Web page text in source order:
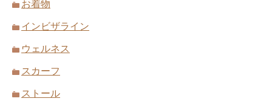
お着物
インビザライン
ウェルネス
スカーフ
ストール